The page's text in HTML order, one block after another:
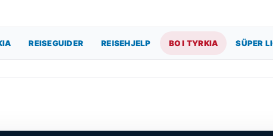
REISEGUIDER REISEHJELP BO I TYRKIA SÜPER